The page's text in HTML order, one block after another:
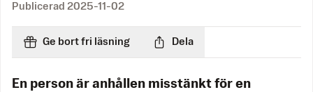
Publicerad 2025-11-02
Ge bort fri läsning Dela
En person är anhållen misstänkt för en